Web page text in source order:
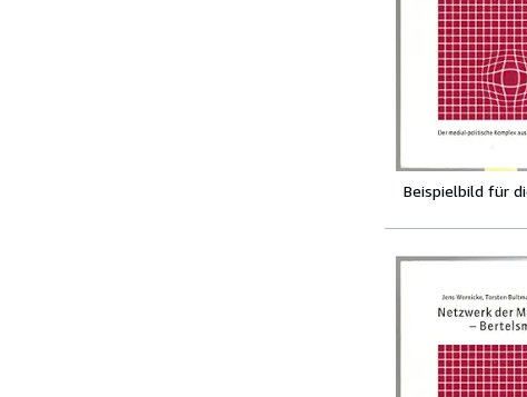
Beispielbild für